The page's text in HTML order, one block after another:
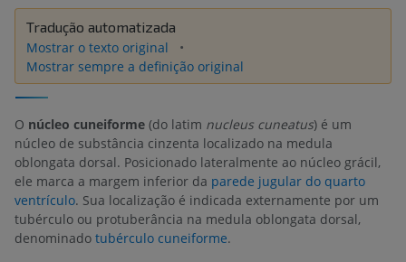
Tradução automatizada
Mostrar o texto original
Mostrar sempre a definição original
O núcleo cuneiforme (do latim nucleus cuneatus) é um
núcleo de substância cinzenta localizado na medula
oblongata dorsal. Posicionado lateralmente ao núcleo grácil,
ele marca a margem inferior da parede jugular do quarto
ventrículo. Sua localização é indicada externamente por um
tubérculo ou protuberância na medula oblongata dorsal,
denominado tubérculo cuneiforme.